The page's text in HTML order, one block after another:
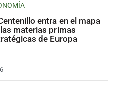
entra en el mapa
materias primas
de Europa